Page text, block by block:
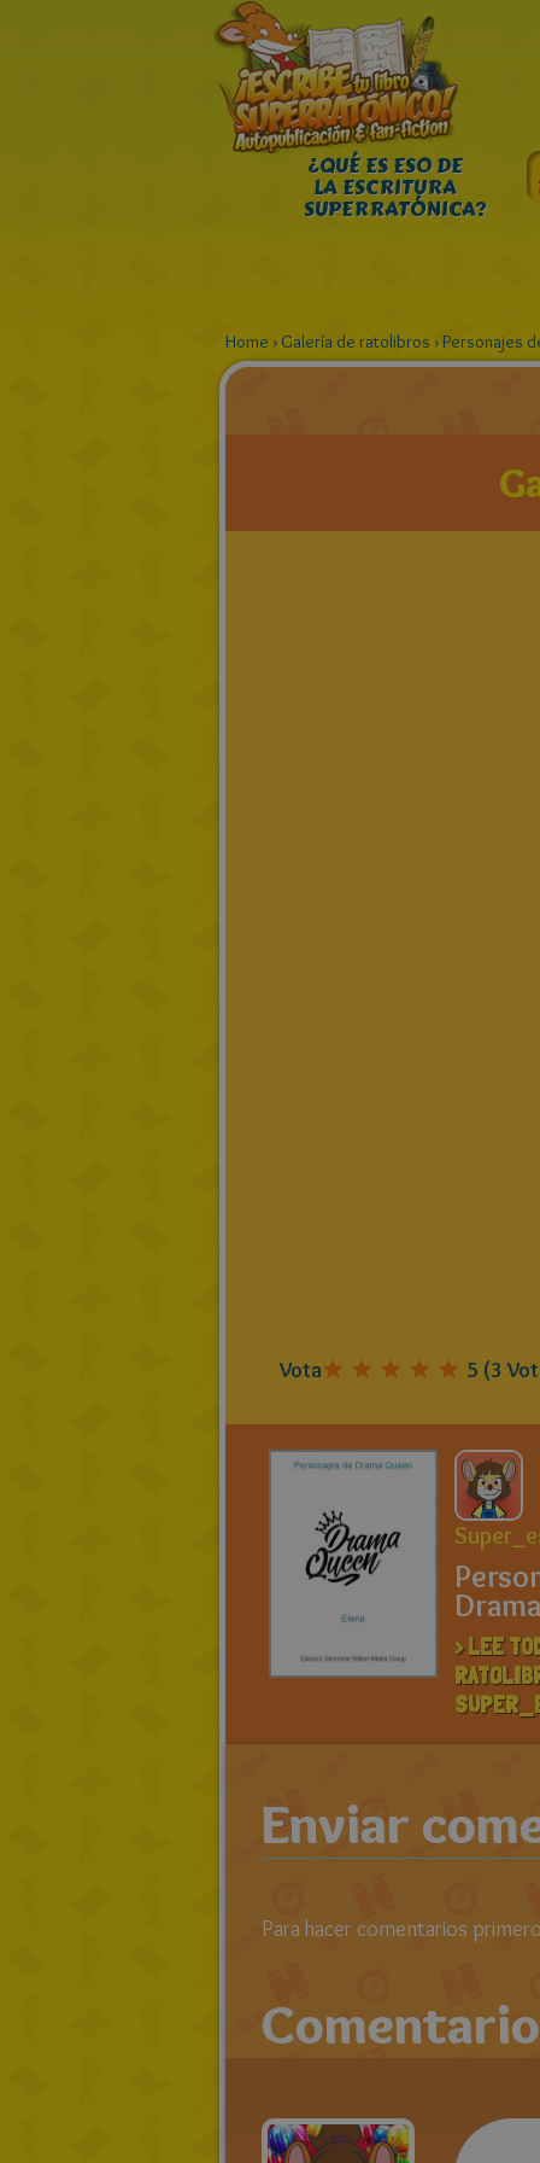
¿QUÉ ES ESO DE
LA ESCRITURA
SUPERRATÓNICA?
Home › Galería de ratolibros ›Personajes
Vota 5 (3
> LEE
Enviar
Para hacer comentarios